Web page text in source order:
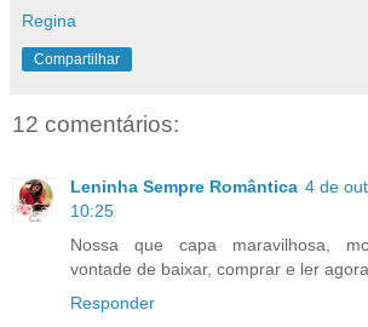
Regina
Compartilhar
12 comentários:
Leninha Sempre Romântica 4 de
10:25
Nossa que capa maravilhosa,
vontade de baixar, comprar e ler
Responder